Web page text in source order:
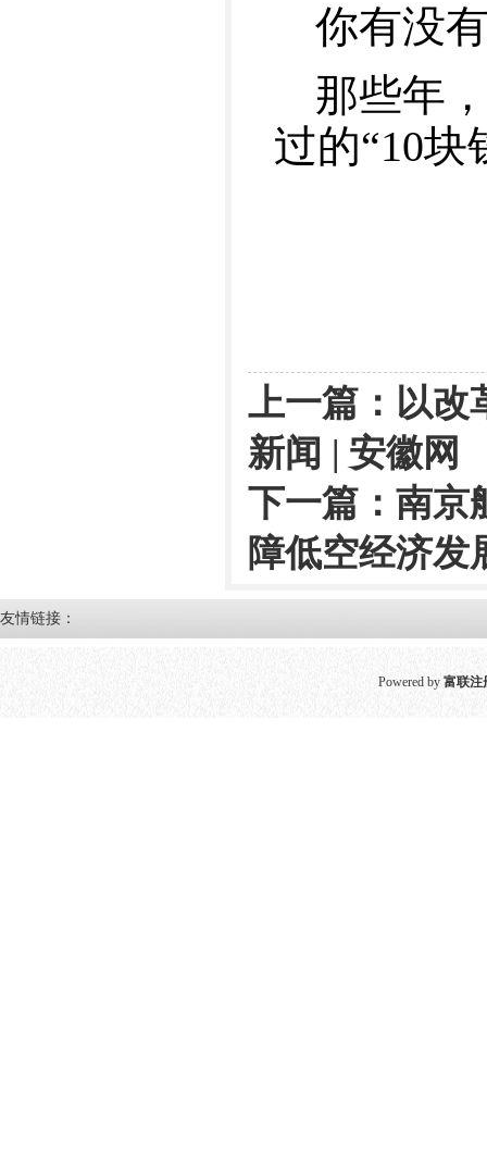
你有没
那些年
过的“10块
上一篇： 以改
新闻 | 安徽网
下一篇： 南京
障低空经济发
友情链接：
Powered by 富联注